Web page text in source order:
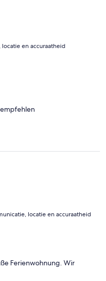
en accuraatheid
locatie en accuraatheid
Ferienwohnung. Wir